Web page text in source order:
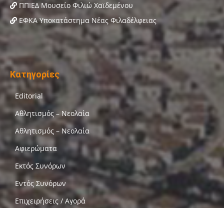
ΠΠΙΕΔ Μουσείο Φιλιώ Χαϊδεμένου
ΕΦΚΑ Υποκατάστημα Νέας Φιλαδέλφειας
Κατηγορίες
Editorial
Αθλητισμός – Νεολαία
Αθλητισμός – Νεολαία
Αφιερώματα
Εκτός Συνόρων
Εντός Συνόρων
Επιχειρήσεις / Αγορά